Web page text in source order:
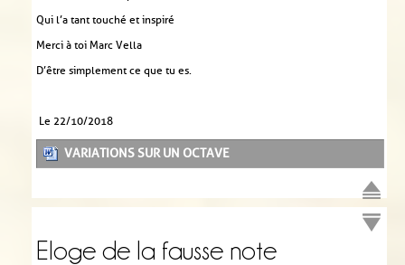
Qui l’a tant touché et inspiré
Merci à toi Marc Vella
D’être simplement ce que tu es.
Le 22/10/2018
VARIATIONS SUR UN OCTAVE
Eloge de la fausse note